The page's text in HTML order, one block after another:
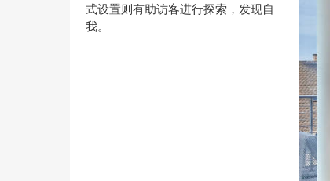
式设置则有助访客进行探索，发现自
我。